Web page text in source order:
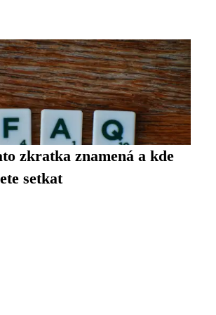
zkratka znamená a kde
setkat